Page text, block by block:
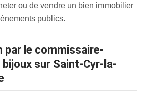
ou de vendre un bien immobilier
publics.
bijoux sur Saint-Cyr-la-